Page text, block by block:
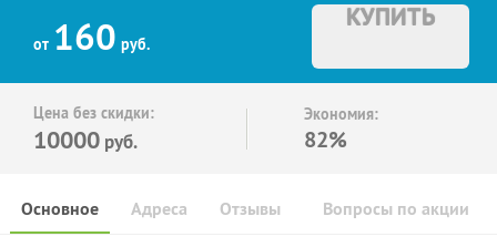
от 160 руб.
КУПИТЬ
Цена без скидки:
10000 руб.
Экономия:
82%
Основное Отзывы Вопросы по акции
Адреса